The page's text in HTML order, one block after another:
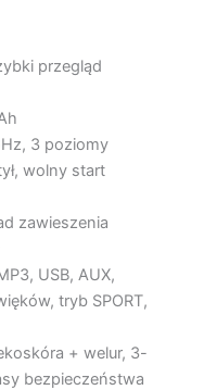
przegląd
3 poziomy
wolny start
zawieszenia
USB, AUX,
tryb SPORT,
+ welur, 3-
bezpieczeństwa